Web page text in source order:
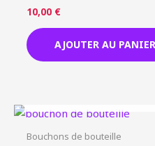
10,00 €
AJOUTER AU PANIER
Bouchons de bouteille